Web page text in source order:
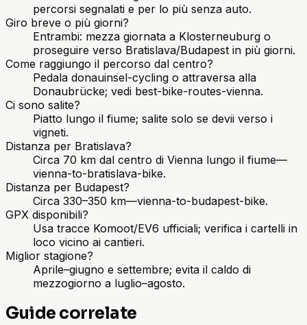
percorsi segnalati e per lo più senza auto.
Giro breve o più giorni?
Entrambi: mezza giornata a Klosterneuburg o
proseguire verso Bratislava/Budapest in più giorni.
Come raggiungo il percorso dal centro?
Pedala donauinsel-cycling o attraversa alla
Donaubrücke; vedi best-bike-routes-vienna.
Ci sono salite?
Piatto lungo il fiume; salite solo se devii verso i
vigneti.
Distanza per Bratislava?
Circa 70 km dal centro di Vienna lungo il fiume—
vienna-to-bratislava-bike.
Distanza per Budapest?
Circa 330–350 km—vienna-to-budapest-bike.
GPX disponibili?
Usa tracce Komoot/EV6 ufficiali; verifica i cartelli in
loco vicino ai cantieri.
Miglior stagione?
Aprile–giugno e settembre; evita il caldo di
mezzogiorno a luglio–agosto.
Guide correlate